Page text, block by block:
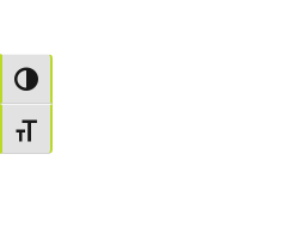
Passer en contraste élevé
Changer la taille de la police